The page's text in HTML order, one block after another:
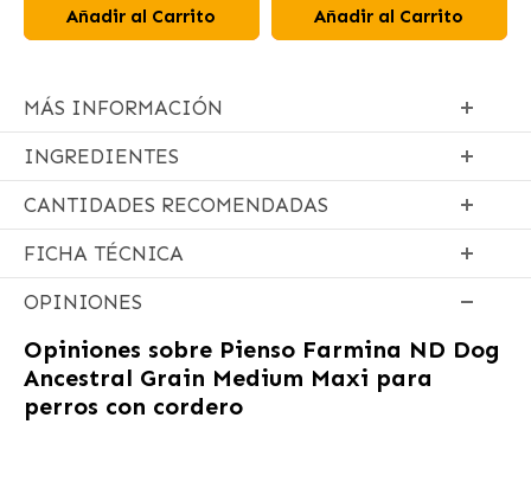
Añadir al Carrito Añadir al Carrito
MÁS INFORMACIÓN
INGREDIENTES
CANTIDADES RECOMENDADAS
FICHA TÉCNICA
OPINIONES
Opiniones sobre Pienso Farmina ND Dog
Ancestral Grain Medium Maxi para
perros con cordero